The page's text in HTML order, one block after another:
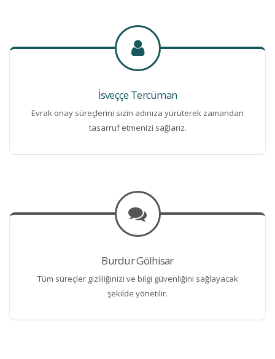
İsveççe Tercüman
Evrak onay süreçlerini sizin adınıza yürüterek zamandan
tasarruf etmenizi sağlarız.
Burdur Gölhisar
Tüm süreçler gizliliğinizi ve bilgi güvenliğini sağlayacak
şekilde yönetilir.